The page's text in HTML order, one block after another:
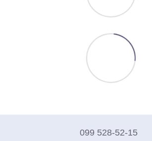
099 528-52-15